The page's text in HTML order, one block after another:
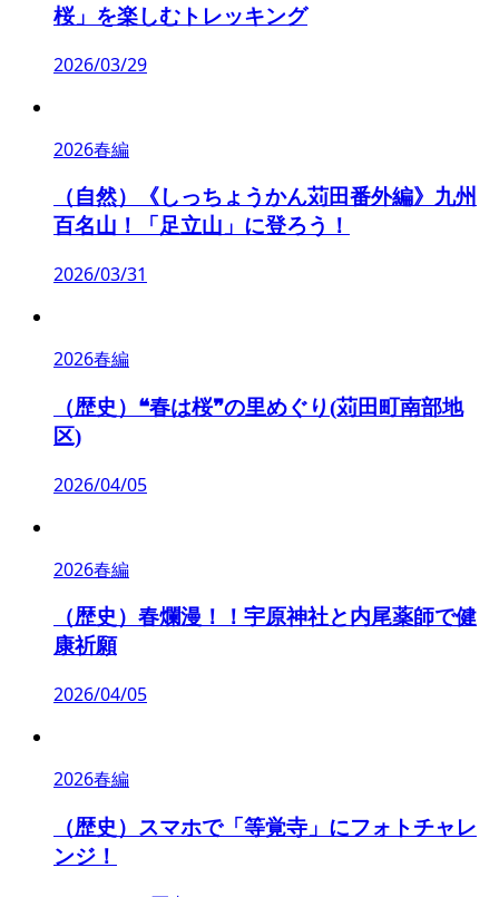
桜」を楽しむトレッキング
2026/03/29
2026春編
（自然）《しっちょうかん苅田番外編》九州
百名山！「足立山」に登ろう！
2026/03/31
2026春編
（歴史）❝春は桜❞の里めぐり(苅田町南部地
区)
2026/04/05
2026春編
（歴史）春爛漫！！宇原神社と内尾薬師で健
康祈願
2026/04/05
2026春編
（歴史）スマホで「等覚寺」にフォトチャレ
ンジ！